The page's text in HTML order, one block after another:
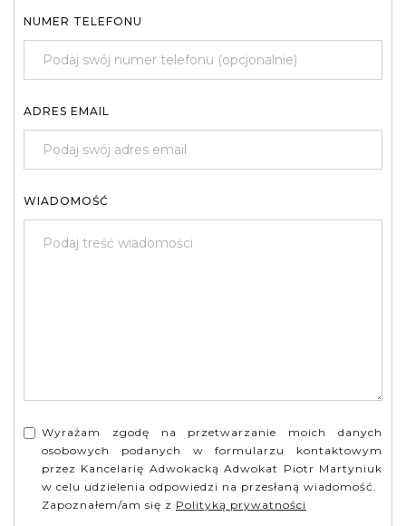
NUMER TELEFONU
ADRES EMAIL
WIADOMOŚĆ
Wyrażam zgodę na przetwarzanie moich danych
osobowych podanych w formularzu kontaktowym
przez Kancelarię Adwokacką Adwokat Piotr Martyniuk
w celu udzielenia odpowiedzi na przesłaną wiadomość.
Zapoznałem/am się z Polityką prywatności